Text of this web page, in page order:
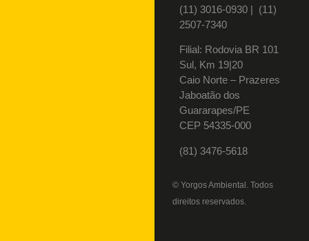
(11) 3016-0930​ | (11)
2507-7340
Filial: Rodovia BR 101
Sul, Km 19|20
Caio Norte – Prazeres
Jaboatão dos
Guararapes/PE
CEP 54335-000
(81) 3476-5618
© Yorgos Ambiental. Todos
direitos reservados.